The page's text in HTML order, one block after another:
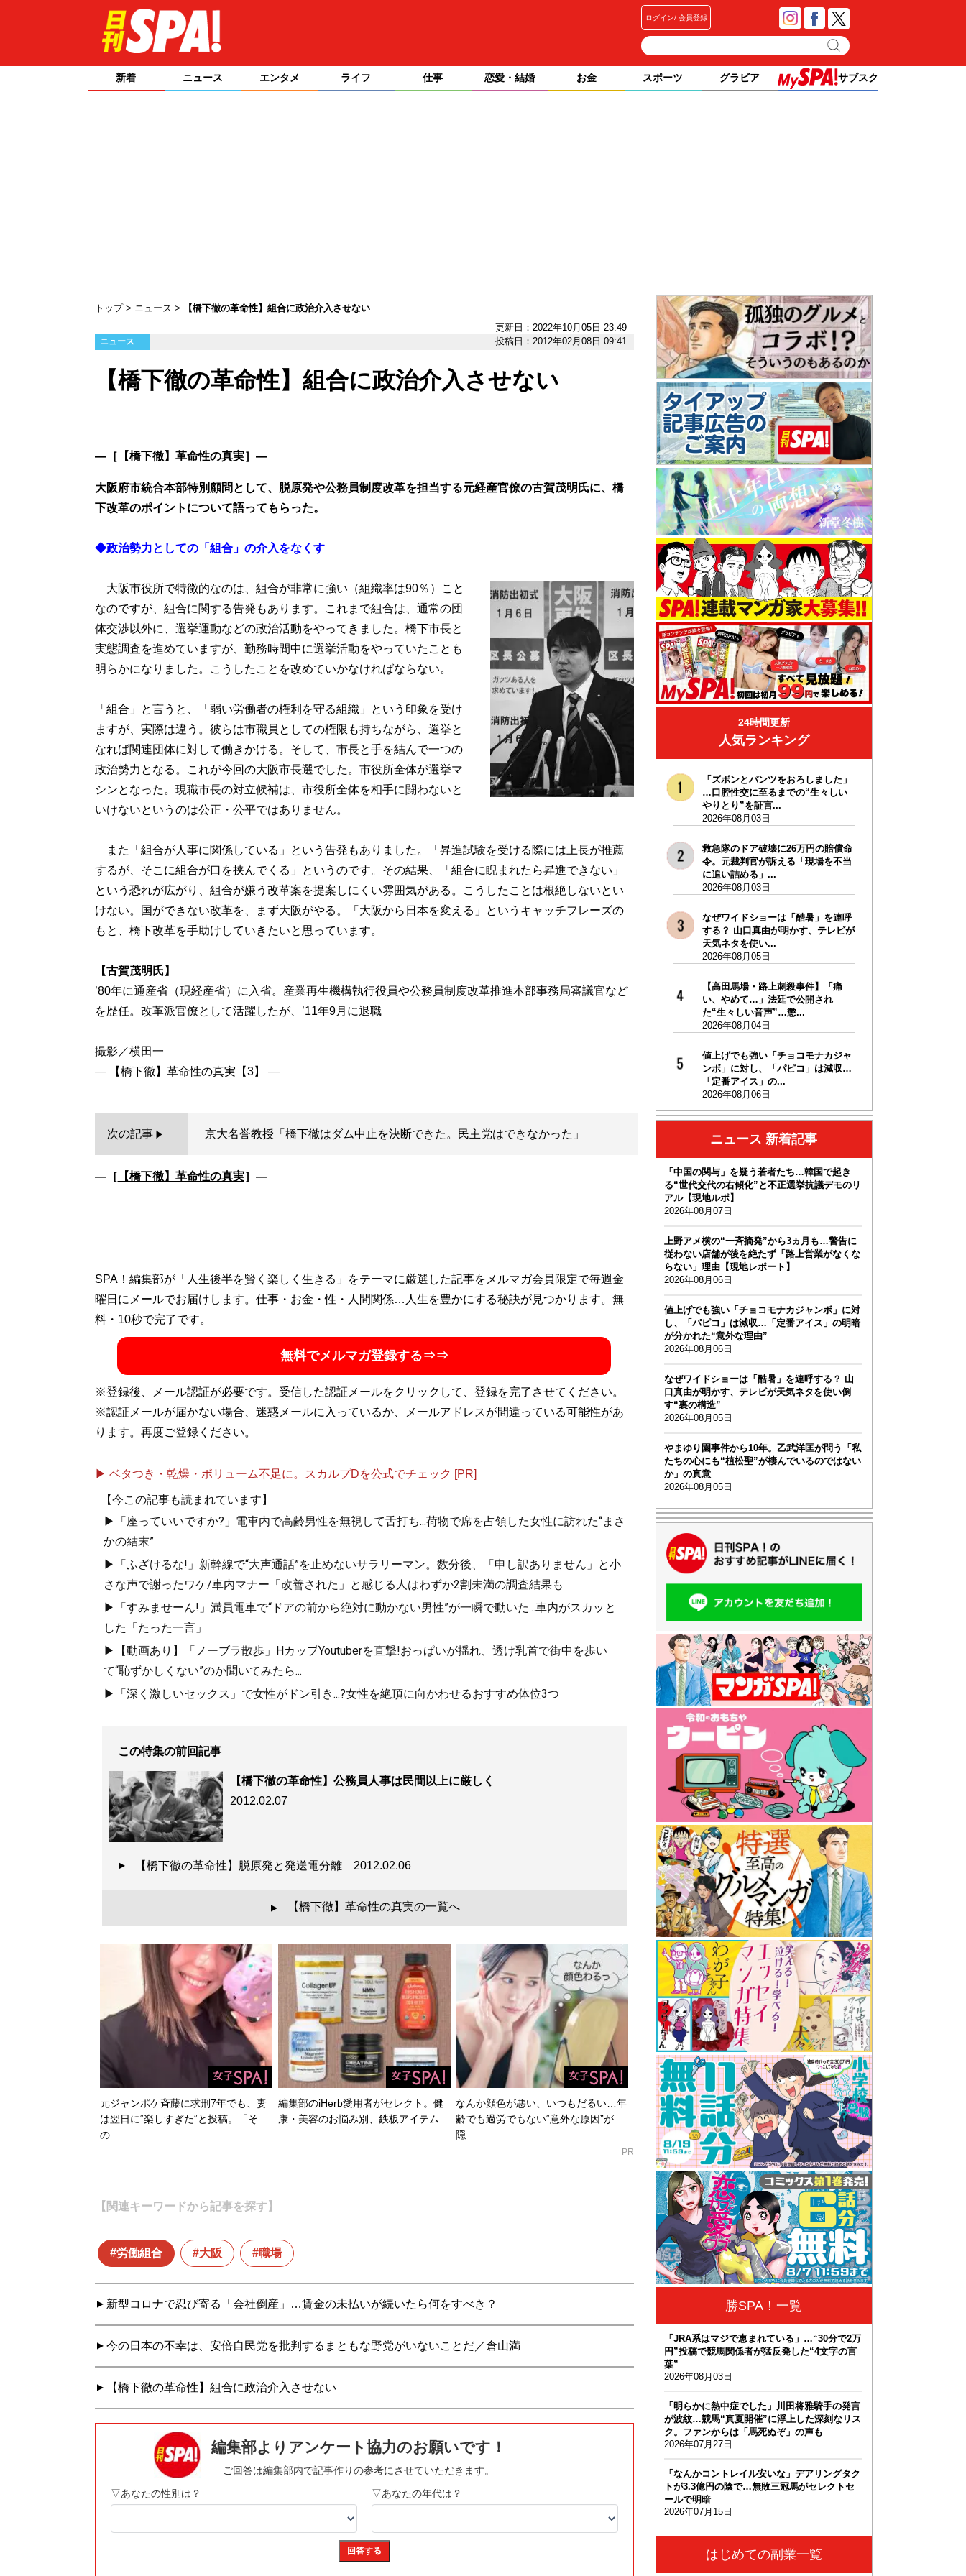
ログイン 会員登録
新着 ニュース エンタメ ライフ 仕事 恋愛・結婚 お金 スポーツ グラビア サブスク
トップ ニュース
【橋下徹の革命性】組合に政治介入させない
更新日：2022年10月05日 23:49
ニュース 投稿日：2012年02月08日 09:41
【橋下徹の革命性】組合に政治介入させない
―［ 【橋下徹】革命性の真実］―
大阪府市統合本部特別顧問として、脱原発や公務員制度改革を担当する元経産官僚の古賀茂明氏に、橋
下改革のポイントについて語ってもらった。
◆政治勢力としての「組合」の介入をなくす
大阪市役所で特徴的なのは、組合が非常に強い（組織率は90％）こと
なのですが、組合に関する告発もあります。これまで組合は、通常の団
体交渉以外に、選挙運動などの政治活動をやってきました。橋下市長と
実態調査を進めていますが、勤務時間中に選挙活動をやっていたことも
明らかになりました。こうしたことを改めていかなければならない。
「組合」と言うと、「弱い労働者の権利を守る組織」という印象を受け
ますが、実際は違う。彼らは市職員としての権限も持ちながら、選挙と
なれば関連団体に対して働きかける。そして、市長と手を結んで一つの
政治勢力となる。これが今回の大阪市長選でした。市役所全体が選挙マ
シンとなった。現職市長の対立候補は、市役所全体を相手に闘わないと
いけないというのは公正・公平ではありません。
また「組合が人事に関係している」という告発もありました。「昇進試験を受ける際には上長が推薦
するが、そこに組合が口を挟んでくる」というのです。その結果、「組合に睨まれたら昇進できない」
という恐れが広がり、組合が嫌う改革案を提案しにくい雰囲気がある。こうしたことは根絶しないとい
けない。国ができない改革を、まず大阪がやる。「大阪から日本を変える」というキャッチフレーズの
もと、橋下改革を手助けしていきたいと思っています。
【古賀茂明氏】
’80年に通産省（現経産省）に入省。産業再生機構執行役員や公務員制度改革推進本部事務局審議官など
を歴任。改革派官僚として活躍したが、’11年9月に退職
撮影／横田一
― 【橋下徹】革命性の真実【3】 ―
次の記事 京大名誉教授「橋下徹はダム中止を決断できた。民主党はできなかった」
―［ 【橋下徹】革命性の真実］―
SPA！編集部が「人生後半を賢く楽しく生きる」をテーマに厳選した記事をメルマガ会員限定で毎週金
曜日にメールでお届けします。仕事・お金・性・人間関係…人生を豊かにする秘訣が見つかります。無
料・10秒で完了です。
無料でメルマガ登録する⇒⇒
※登録後、メール認証が必要です。受信した認証メールをクリックして、登録を完了させてください。
※認証メールが届かない場合、迷惑メールに入っているか、メールアドレスが間違っている可能性があ
ります。再度ご登録ください。
▶ ベタつき・乾燥・ボリューム不足に。スカルプDを公式でチェック [PR]
【今この記事も読まれています】
▶「座っていいですか?」電車内で高齢男性を無視して舌打ち...荷物で席を占領した女性に訪れた“まさ
かの結末”
▶「ふざけるな!」新幹線で“大声通話”を止めないサラリーマン。数分後、「申し訳ありません」と小
さな声で謝ったワケ/車内マナー「改善された」と感じる人はわずか2割未満の調査結果も
▶「すみませーん!」満員電車で“ドアの前から絶対に動かない男性”が一瞬で動いた...車内がスカッと
した「たった一言」
▶【動画あり】「ノーブラ散歩」HカップYoutuberを直撃!おっぱいが揺れ、透け乳首で街中を歩い
て“恥ずかしくない”のか聞いてみたら...
▶「深く激しいセックス」で女性がドン引き...?女性を絶頂に向かわせるおすすめ体位3つ
この特集の前回記事
【橋下徹の革命性】公務員人事は民間以上に厳しく
2012.02.07
【橋下徹の革命性】脱原発と発送電分離 2012.02.06
▲ 【橋下徹】革命性の真実の一覧へ
元ジャンポケ斉藤に求刑7年でも、妻
は翌日に“楽しすぎた“と投稿。「そ
の…
編集部のiHerb愛用者がセレクト。健
康・美容のお悩み別、鉄板アイテム…
なんか顔色が悪い、いつもだるい…年
齢でも過労でもない“意外な原因”が
隠…
PR
【関連キーワードから記事を探す】
労働組合 大阪 職場
新型コロナで忍び寄る「会社倒産」…賃金の未払いが続いたら何をすべき？
今の日本の不幸は、安倍自民党を批判するまともな野党がいないことだ／倉山満
【橋下徹の革命性】組合に政治介入させない
24時間更新
人気ランキング
「ズボンとパンツをおろしました」
…口腔性交に至るまでの“生々しい
やりとり”を証言...
2026年08月03日
救急隊のドア破壊に26万円の賠償命
令。元裁判官が訴える「現場を不当
に追い詰める」...
2026年08月03日
なぜワイドショーは「酷暑」を連呼
する？ 山口真由が明かす、テレビが
天気ネタを使い...
2026年08月05日
【高田馬場・路上刺殺事件】「痛
い、やめて…」法廷で公開され
た“生々しい音声”…懲...
2026年08月04日
値上げでも強い「チョコモナカジャ
ンボ」に対し、「パピコ」は減収…
「定番アイス」の...
2026年08月06日
ニュース 新着記事
「中国の関与」を疑う若者たち…韓国で起き
る“世代交代の右傾化”と不正選挙抗議デモのリ
アル【現地ルポ】
2026年08月07日
上野アメ横の“一斉摘発”から3ヵ月も…警告に
従わない店舗が後を絶たず「路上営業がなくな
らない」理由【現地レポート】
2026年08月06日
値上げでも強い「チョコモナカジャンボ」に対
し、「パピコ」は減収…「定番アイス」の明暗
が分かれた“意外な理由”
2026年08月06日
なぜワイドショーは「酷暑」を連呼する？ 山
口真由が明かす、テレビが天気ネタを使い倒
す“裏の構造”
2026年08月05日
やまゆり園事件から10年。乙武洋匡が問う「私
たちの心にも“植松聖”が棲んでいるのではない
か」の真意
2026年08月05日
勝SPA！一覧
「JRA系はマジで恵まれている」…“30分で2万
円”投稿で競馬関係者が猛反発した“4文字の言
葉”
2026年08月03日
「明らかに熱中症でした」川田将雅騎手の発言
が波紋…競馬“真夏開催”に浮上した深刻なリス
ク。ファンからは「馬死ぬぞ」の声も
2026年07月27日
「なんかコントレイル安いな」デアリングタク
トが3.3億円の陰で…無敗三冠馬がセレクトセ
ールで明暗
2026年07月15日
はじめての副業一覧